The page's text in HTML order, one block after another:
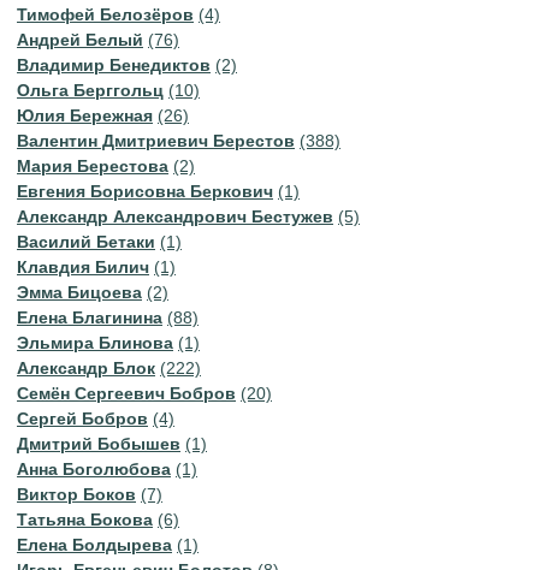
Тимофей Белозёров (4)
Андрей Белый (76)
Владимир Бенедиктов (2)
Ольга Берггольц (10)
Юлия Бережная (26)
Валентин Дмитриевич Берестов (388)
Мария Берестова (2)
Евгения Борисовна Беркович (1)
Александр Александрович Бестужев (5)
Василий Бетаки (1)
Клавдия Билич (1)
Эмма Бицоева (2)
Елена Благинина (88)
Эльмира Блинова (1)
Александр Блок (222)
Семён Сергеевич Бобров (20)
Сергей Бобров (4)
Дмитрий Бобышев (1)
Анна Боголюбова (1)
Виктор Боков (7)
Татьяна Бокова (6)
Елена Болдырева (1)